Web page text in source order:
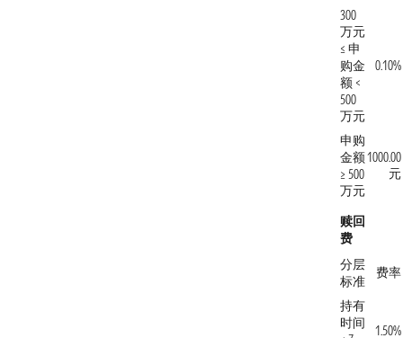
300
万元
≤ 申
购金
额 <
500
万元
0.10%
申购
金额
≥ 500
万元
1000.00
元
赎回
费
分层
标准
费率
持有
时间
1.50%